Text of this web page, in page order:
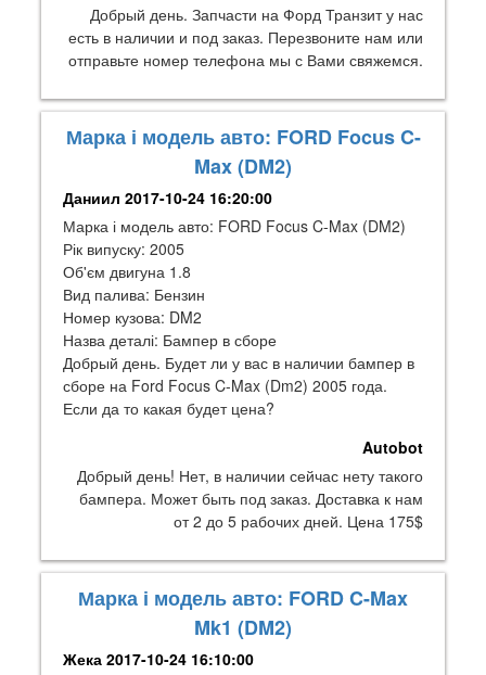
Добрый день. Запчасти на Форд Транзит у нас
есть в наличии и под заказ. Перезвоните нам или
отправьте номер телефона мы с Вами свяжемся.
Марка і модель авто: FORD Focus C-
Max (DM2)
Даниил 2017-10-24 16:20:00
Марка і модель авто: FORD Focus C-Max (DM2)
Рік випуску: 2005
Об'єм двигуна 1.8
Вид палива: Бензин
Номер кузова: DM2
Назва деталі: Бампер в сборе
Добрый день. Будет ли у вас в наличии бампер в
сборе на Ford Focus C-Max (Dm2) 2005 года.
Если да то какая будет цена?
Autobot
Добрый день! Нет, в наличии сейчас нету такого
бампера. Может быть под заказ. Доставка к нам
от 2 до 5 рабочих дней. Цена 175$
Марка і модель авто: FORD C-Max
Mk1 (DM2)
Жека 2017-10-24 16:10:00